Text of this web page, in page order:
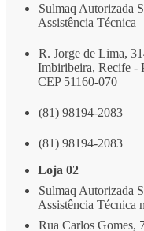
Sulmaq Autorizada
Assistência Técnica
R. Jorge de Lima,
Imbiribeira, Recife -
CEP 51160-070
(81) 98194-2083
(81) 98194-2083
Loja 02
Sulmaq Autorizada
Assistência Técnica
Rua Carlos Gomes,